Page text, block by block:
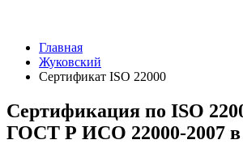
Главная
Жуковский
Сертификат ISO 22000
Сертификация по ISO
ГОСТ Р ИСО 22000-2007